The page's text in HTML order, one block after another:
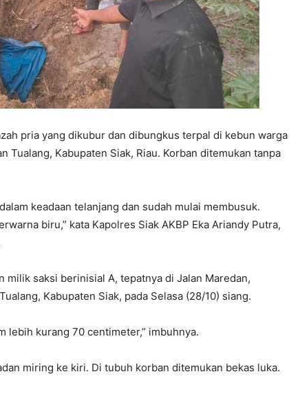
pria yang dikubur dan dibungkus terpal di kebun warga
Tualang, Kabupaten Siak, Riau. Korban ditemukan tanpa
keadaan telanjang dan sudah mulai membusuk.
biru,” kata Kapolres Siak AKBP Eka Ariandy Putra,
saksi berinisial A, tepatnya di Jalan Maredan,
Kabupaten Siak, pada Selasa (28/10) siang.
lebih kurang 70 centimeter,” imbuhnya.
miring ke kiri. Di tubuh korban ditemukan bekas luka.